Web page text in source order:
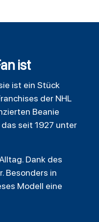
ist
ist ein Stück
der NHL
Beanie
seit 1927 unter
Dank des
Besonders in
Modell eine